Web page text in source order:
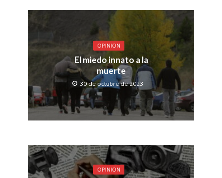
OPINION
El miedo innato a la
muerte
30 de octubre de 2023
OPINION